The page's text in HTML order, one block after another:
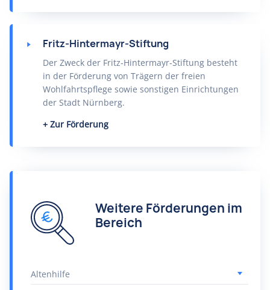
Fritz-Hintermayr-Stiftung
Der Zweck der Fritz-Hintermayr-Stiftung besteht
in der Förderung von Trägern der freien
Wohlfahrtspflege sowie sonstigen Einrichtungen
der Stadt Nürnberg.
Zur Förderung
Weitere Förderungen im
Bereich